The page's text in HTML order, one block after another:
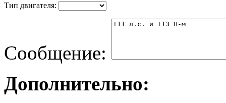
Тип двигателя:
Сообщение:
Дополнительно: